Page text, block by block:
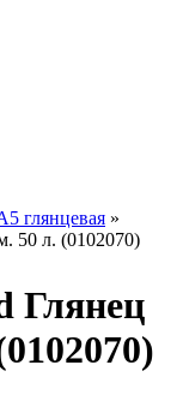
глянцевая »
50 л. (0102070)
Глянец